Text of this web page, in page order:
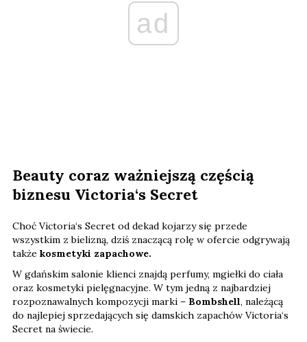
ad
Beauty coraz ważniejszą częścią
biznesu Victoria‘s Secret
Choć Victoria‘s Secret od dekad kojarzy się przede
wszystkim z bielizną, dziś znaczącą rolę w ofercie odgrywają
także kosmetyki zapachowe.
W gdańskim salonie klienci znajdą perfumy, mgiełki do ciała
oraz kosmetyki pielęgnacyjne. W tym jedną z najbardziej
rozpoznawalnych kompozycji marki – Bombshell, należącą
do najlepiej sprzedających się damskich zapachów Victoria‘s
Secret na świecie.